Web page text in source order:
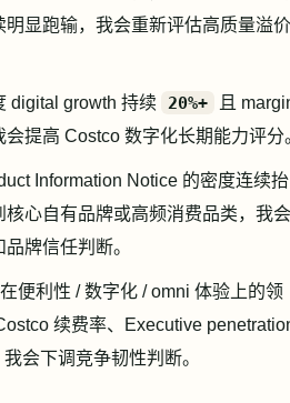
明显跑输，我会重新评估高质量溢价
digital growth 持续 20%+
且
会提高 Costco 数字化长期能力评分
Information Notice 的密度连续抬
核心自有品牌或高频消费品类，我会
牌信任判断。
便利性 / 数字化 / omni 体验上的领
续费率、Executive
会下调竞争韧性判断。